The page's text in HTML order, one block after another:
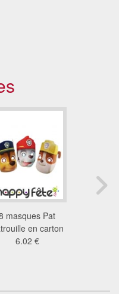
masques Pat
en carton
6.02 €